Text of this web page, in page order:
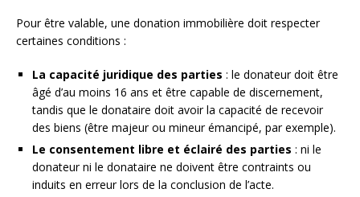
Pour être valable, une donation immobilière doit respecter
certaines conditions :
La capacité juridique des parties : le donateur doit être
âgé d’au moins 16 ans et être capable de discernement,
tandis que le donataire doit avoir la capacité de recevoir
des biens (être majeur ou mineur émancipé, par exemple).
Le consentement libre et éclairé des parties : ni le
donateur ni le donataire ne doivent être contraints ou
induits en erreur lors de la conclusion de l’acte.